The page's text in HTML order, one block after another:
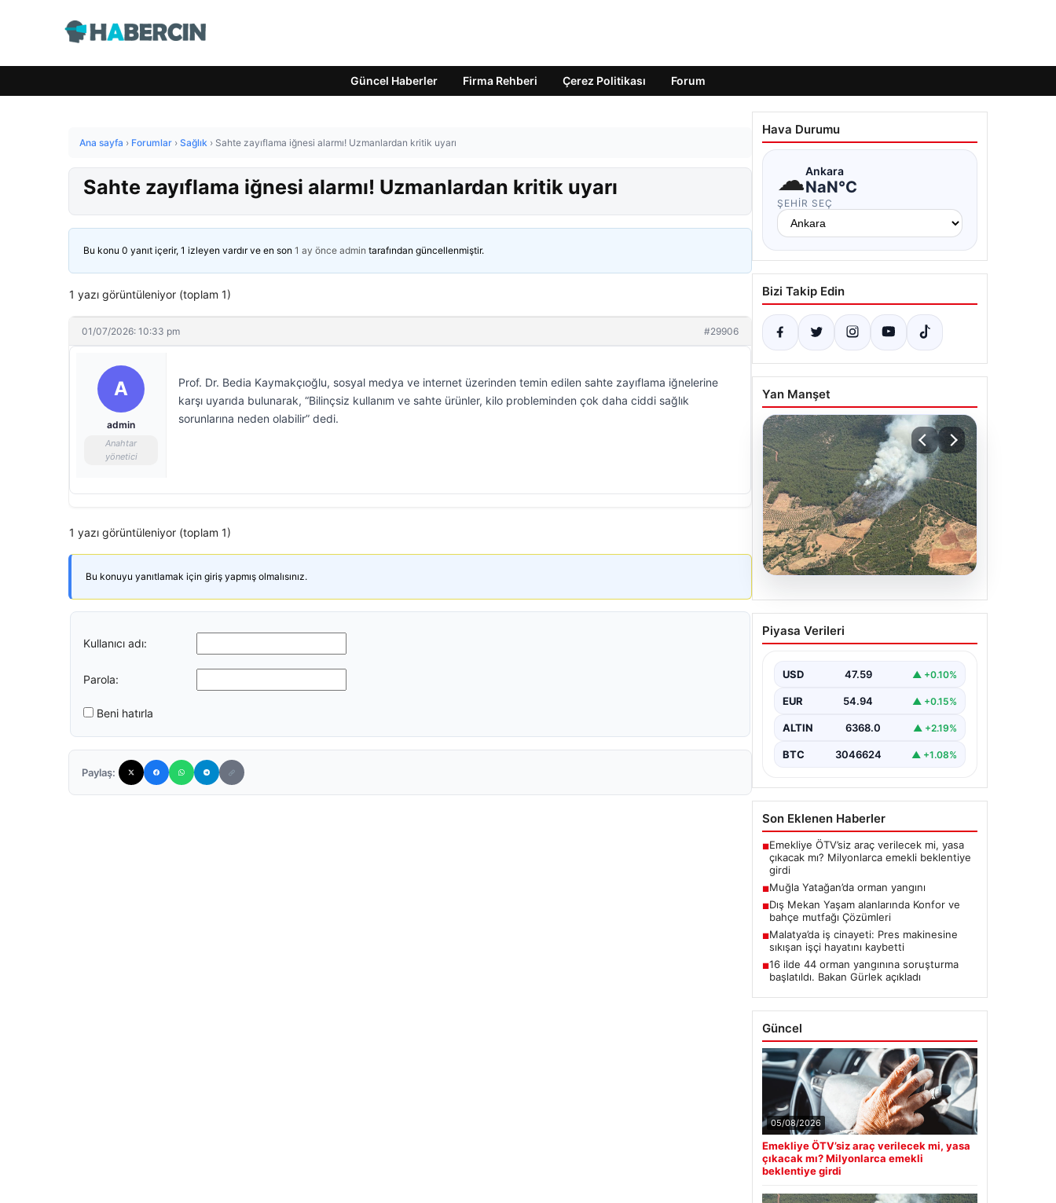
Güncel Haberler Firma Rehberi Çerez Politikası Forum
Ana sayfa › Forumlar › Sağlık › Sahte zayıflama iğnesi alarmı! Uzmanlardan kritik uyarı
Sahte zayıflama iğnesi alarmı! Uzmanlardan kritik uyarı
Bu konu 0 yanıt içerir, 1 izleyen vardır ve en son 1 ay önce admin tarafından güncellenmiştir.
1 yazı görüntüleniyor (toplam 1)
01/07/2026: 10:33 pm #29906
A
admin
Anahtar
yönetici
Prof. Dr. Bedia Kaymakçıoğlu, sosyal medya ve internet üzerinden temin edilen sahte zayıflama iğnelerine
karşı uyarıda bulunarak, “Bilinçsiz kullanım ve sahte ürünler, kilo probleminden çok daha ciddi sağlık
sorunlarına neden olabilir” dedi.
1 yazı görüntüleniyor (toplam 1)
Bu konuyu yanıtlamak için giriş yapmış olmalısınız.
Kullanıcı adı:
Parola:
Beni hatırla
Paylaş:
Hava Durumu
☁Ankara
NaN°C
ŞEHIR SEÇ
Bizi Takip Edin
Yan Manşet
05.08.2026
Muğla Yatağan’da orman
yangını
Piyasa Verileri
USD 47.59 ▲ +0.10%
EUR 54.94 ▲ +0.15%
ALTIN 6368.0 ▲ +2.19%
BTC 3046624 ▲ +1.08%
Son Eklenen Haberler
■Emekliye ÖTV’siz araç verilecek mi, yasa
çıkacak mı? Milyonlarca emekli beklentiye
girdi
■Muğla Yatağan’da orman yangını
■Dış Mekan Yaşam alanlarında Konfor ve
bahçe mutfağı Çözümleri
■Malatya’da iş cinayeti: Pres makinesine
sıkışan işçi hayatını kaybetti
■16 ilde 44 orman yangınına soruşturma
başlatıldı. Bakan Gürlek açıkladı
Güncel
05/08/2026
Emekliye ÖTV’siz araç verilecek mi, yasa
çıkacak mı? Milyonlarca emekli
beklentiye girdi